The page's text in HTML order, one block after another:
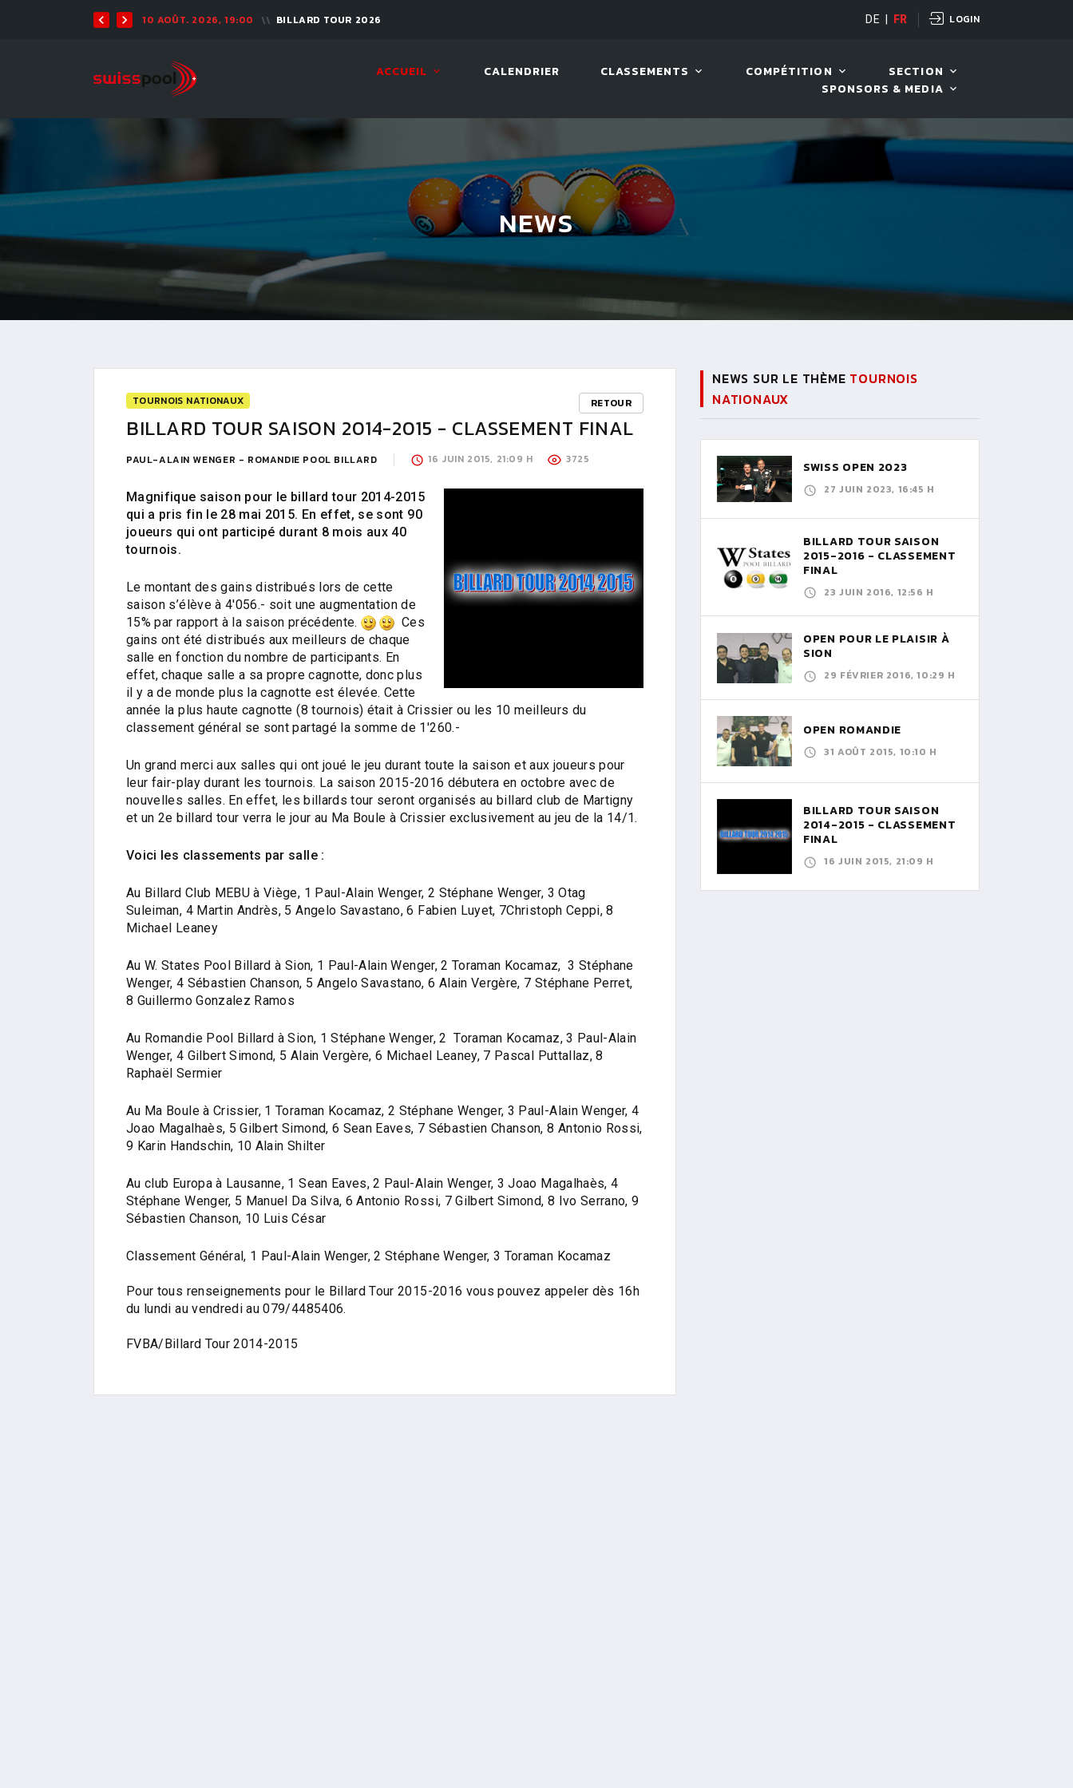
10 AOÛT. 2026, 19:00 BILLARD TOUR 2026 12 AOÛT. 2026, 19:00
DE FR LOGIN
ACCUEIL CALENDRIER CLASSEMENTS COMPÉTITION
SECTION
SPONSORS & MEDIA
NEWS
TOURNOIS NATIONAUX RETOUR
BILLARD TOUR SAISON 2014-2015 - CLASSEMENT FINAL
PAUL-ALAIN WENGER - ROMANDIE POOL BILLARD 16 JUIN 2015, 21:09 H 3725
Magnifique saison pour le billard tour 2014-2015
qui a pris fin le 28 mai 2015. En effet, se sont 90
joueurs qui ont participé durant 8 mois aux 40
tournois.
Le montant des gains distribués lors de cette
saison s’élève à 4'056.- soit une augmentation de
15% par rapport à la saison précédente.
Ces
gains ont été distribués aux meilleurs de chaque
salle en fonction du nombre de participants. En
effet, chaque salle a sa propre cagnotte, donc plus
il y a de monde plus la cagnotte est élevée. Cette
année la plus haute cagnotte (8 tournois) était à Crissier ou les 10 meilleurs du
classement général se sont partagé la somme de 1'260.-
Un grand merci aux salles qui ont joué le jeu durant toute la saison et aux joueurs pour
leur fair-play durant les tournois. La saison 2015-2016 débutera en octobre avec de
nouvelles salles. En effet, les billards tour seront organisés au billard club de Martigny
et un 2e billard tour verra le jour au Ma Boule à Crissier exclusivement au jeu de la 14/1.
Voici les classements par salle :
Au Billard Club MEBU à Viège, 1 Paul-Alain Wenger, 2 Stéphane Wenger, 3 Otag
Suleiman, 4 Martin Andrès, 5 Angelo Savastano, 6 Fabien Luyet, 7Christoph Ceppi, 8
Michael Leaney
Au W. States Pool Billard à Sion, 1 Paul-Alain Wenger, 2 Toraman Kocamaz, 3 Stéphane
Wenger, 4 Sébastien Chanson, 5 Angelo Savastano, 6 Alain Vergère, 7 Stéphane Perret,
8 Guillermo Gonzalez Ramos
Au Romandie Pool Billard à Sion, 1 Stéphane Wenger, 2 Toraman Kocamaz, 3 Paul-Alain
Wenger, 4 Gilbert Simond, 5 Alain Vergère, 6 Michael Leaney, 7 Pascal Puttallaz, 8
Raphaël Sermier
Au Ma Boule à Crissier, 1 Toraman Kocamaz, 2 Stéphane Wenger, 3 Paul-Alain Wenger, 4
Joao Magalhaès, 5 Gilbert Simond, 6 Sean Eaves, 7 Sébastien Chanson, 8 Antonio Rossi,
9 Karin Handschin, 10 Alain Shilter
Au club Europa à Lausanne, 1 Sean Eaves, 2 Paul-Alain Wenger, 3 Joao Magalhaès, 4
Stéphane Wenger, 5 Manuel Da Silva, 6 Antonio Rossi, 7 Gilbert Simond, 8 Ivo Serrano, 9
Sébastien Chanson, 10 Luis César
Classement Général, 1 Paul-Alain Wenger, 2 Stéphane Wenger, 3 Toraman Kocamaz
Pour tous renseignements pour le Billard Tour 2015-2016 vous pouvez appeler dès 16h
du lundi au vendredi au 079/4485406.
FVBA/Billard Tour 2014-2015
NEWS SUR LE THÈME TOURNOIS
NATIONAUX
SWISS OPEN 2023
27 JUIN 2023, 16:45 H
BILLARD TOUR SAISON
2015-2016 - CLASSEMENT
FINAL
23 JUIN 2016, 12:56 H
OPEN POUR LE PLAISIR À
SION
29 FÉVRIER 2016, 10:29 H
OPEN ROMANDIE
31 AOÛT 2015, 10:10 H
BILLARD TOUR SAISON
2014-2015 - CLASSEMENT
FINAL
16 JUIN 2015, 21:09 H